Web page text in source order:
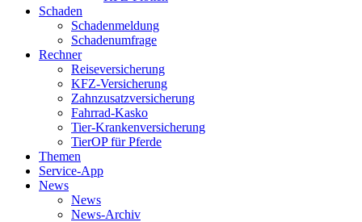
Schaden
Schadenmeldung
Schadenumfrage
Rechner
Reiseversicherung
KFZ-Versicherung
Zahnzusatzversicherung
Fahrrad-Kasko
Tier-Krankenversicherung
TierOP für Pferde
Themen
Service-App
News
News
News-Archiv